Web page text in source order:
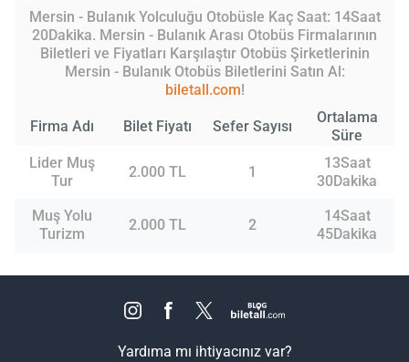
Mersin - Bulanık Yolculuğu Otobüsle Kaç Saat: 14Saat
20Dakika. Mersin - Bulanık Arası Otobüs Firmalarının
Biletleri ve Fiyatları Karşılaştır Otobüs Şirketlerinin
Mersin - Bulanık Otobüs Biletlerini Satın Al:
biletall.com!
Firma Adı Bilet Fiyatı Sefer Sayısı
Ortalama
Süre
Lider Muş
Tur
2.000 TL 1
13Saat
30Dakika
Muş Yolu
Turizm
2.000 TL 2
14Saat
45Dakika
Yardıma mı ihtiyacınız var?